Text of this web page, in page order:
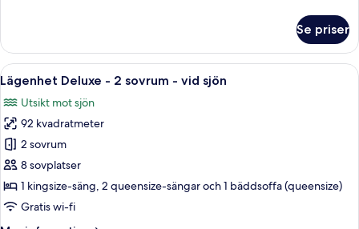
Deluxe
2
sovrum
-
vid
sjön
Se priser
Öppna
alla
foton
för
Lägenhet
Deluxe
-
2
Ett vardagsrum med en öppen spis,
13
Lägenhet Deluxe - 2 sovrum - vid sjön
Utsikt mot sjön
92 kvadratmeter
2 sovrum
8 sovplatser
1 kingsize-säng, 2 queensize-sängar och 1 bäddsoffa (queensize)
Gratis wi-fi